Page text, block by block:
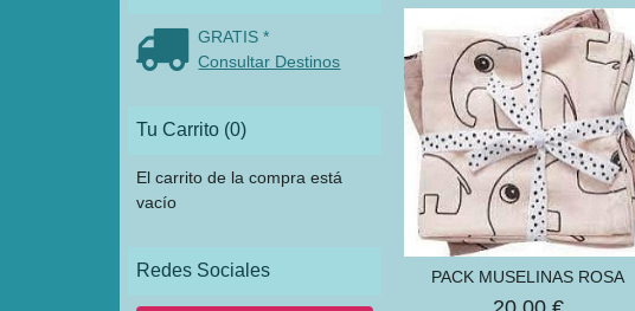
GRATIS *
Consultar Destinos
Tu Carrito (0)
El carrito de la compra está
vacío
Redes Sociales PACK MUSELINAS ROSA